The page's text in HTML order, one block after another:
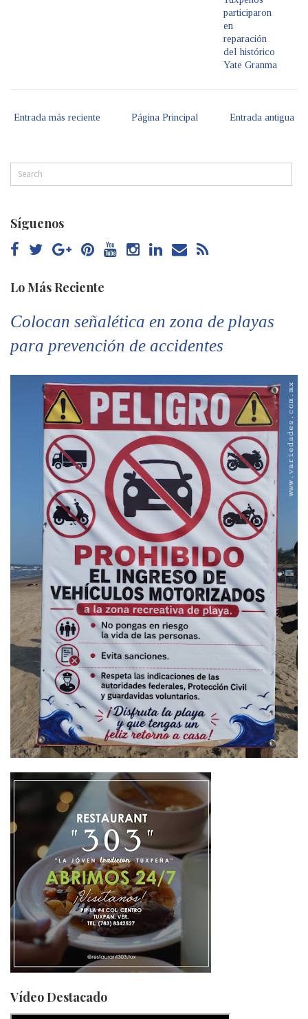
participaron
en
reparación
del histórico
Yate Granma
Entrada más reciente Entrada antigua
Página Principal
Síguenos
Lo Más Reciente
Colocan señalética en zona de playas
para prevención de accidentes
Vídeo Destacado